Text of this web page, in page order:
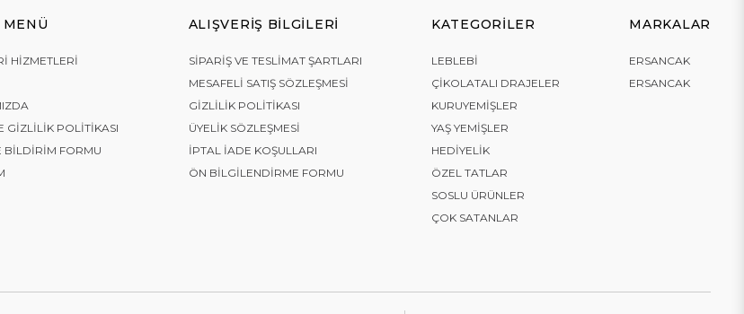
HIZMETLERI
GIZLILIK POLITIKASI
BILDIRIM FORMU
ALIŞVERIŞ BILGILERI
SIPARIŞ VE TESLIMAT ŞARTLARI
MESAFELI SATIŞ SÖZLEŞMESI
GIZLILIK POLITIKASI
ÜYELIK SÖZLEŞMESI
İPTAL İADE KOŞULLARI
ÖN BILGILENDIRME FORMU
KATEGORILER
LEBLEBI
ÇIKOLATALI DRAJELER
KURUYEMIŞLER
YAŞ YEMIŞLER
HEDIYELIK
ÖZEL TATLAR
SOSLU ÜRÜNLER
ÇOK SATANLAR
MARKALAR
ERSANCAK
ERSANCAK